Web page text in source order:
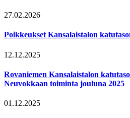
27.02.2026
Poikkeukset Kansalaistalon
12.12.2025
Rovaniemen Kansalaistalon
Neuvokkaan toiminta jouluna 2025
01.12.2025